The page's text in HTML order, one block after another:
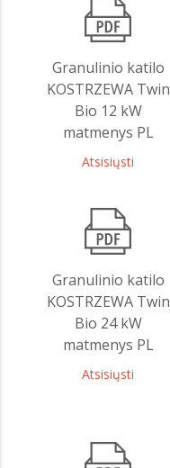
Granulinio katilo
KOSTRZEWA Twin
Bio 12 kW
matmenys PL
Atsisiųsti
Granulinio katilo
KOSTRZEWA Twin
Bio 24 kW
matmenys PL
Atsisiųsti